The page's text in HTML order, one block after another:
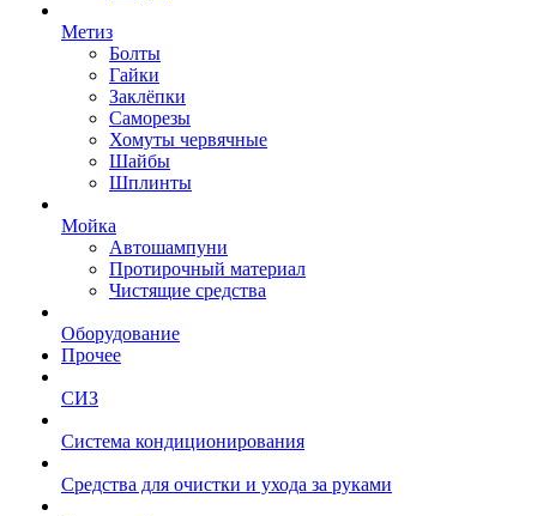
Метиз
Болты
Гайки
Заклёпки
Саморезы
Хомуты червячные
Шайбы
Шплинты
Мойка
Автошампуни
Протирочный материал
Чистящие средства
Оборудование
Прочее
СИЗ
Система кондиционирования
Средства для очистки и ухода за руками